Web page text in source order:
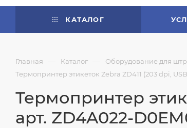
КАТАЛОГ
Главная — Каталог — Оборудование для
Термопринтер этикеток Zebra ZD411 (203 dpi,
Термопринтер
арт. ZD4A022-